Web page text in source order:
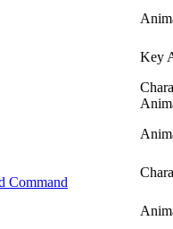
Key
Command